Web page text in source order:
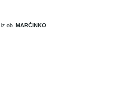
ob. MARČINKO